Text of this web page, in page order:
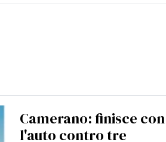
Camerano: finisce con
l'auto contro tre